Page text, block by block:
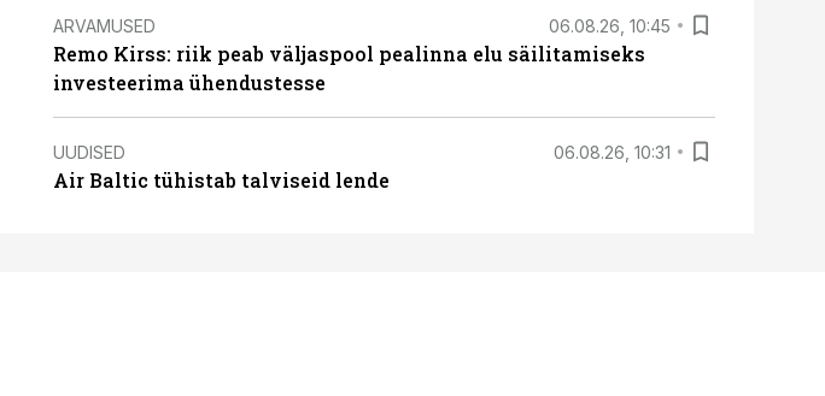
ARVAMUSED 06.08.26, 10:45
Remo Kirss: riik peab väljaspool pealinna elu säilitamiseks
investeerima ühendustesse
UUDISED 06.08.26, 10:31
Air Baltic tühistab talviseid lende